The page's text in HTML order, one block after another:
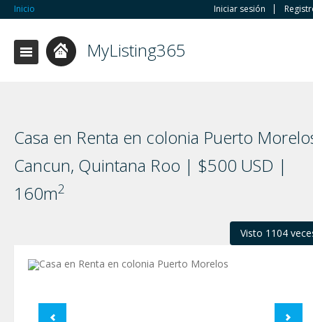
Inicio Iniciar sesión
MyListing365
Casa en Renta en colonia Puerto
Cancun, Quintana Roo | $500 USD |
160m2
Visto 1104